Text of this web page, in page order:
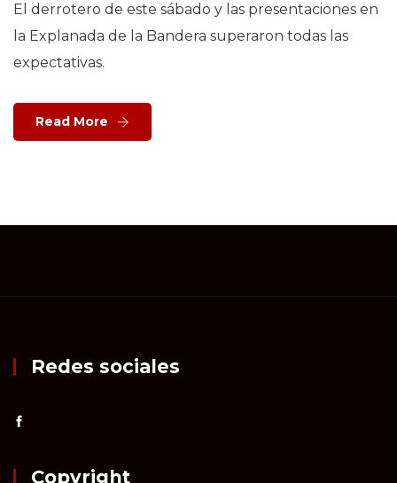
El derrotero de este sábado y las presentaciones en
la Explanada de la Bandera superaron todas las
expectativas.
Read More
Redes sociales
Copyright